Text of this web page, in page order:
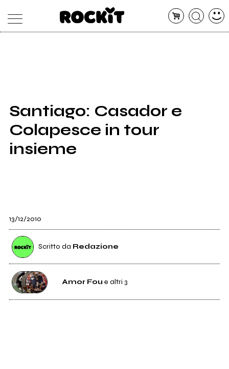
SHOP
RADIO
Santiago: Casador e
Colapesce in tour
insieme
13/12/2010
Scritto da Redazione
Amor Fou e altri 3